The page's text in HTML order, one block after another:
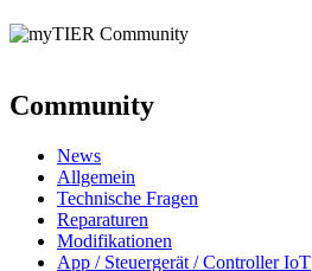
Community
News
Allgemein
Technische Fragen
Reparaturen
Modifikationen
App / Steuergerät / Controller IoT